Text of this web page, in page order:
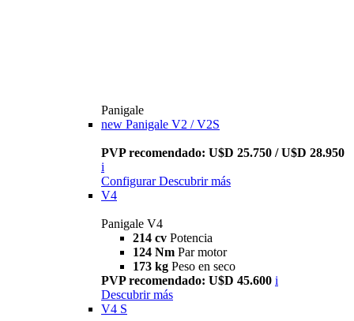
Panigale
new Panigale V2 / V2S
PVP recomendado: U$D 25.750 / U$D 28.950
i
Configurar Descubrir más
V4
Panigale V4
214 cv Potencia
124 Nm Par motor
173 kg Peso en seco
PVP recomendado: U$D 45.600 i
Descubrir más
V4 S